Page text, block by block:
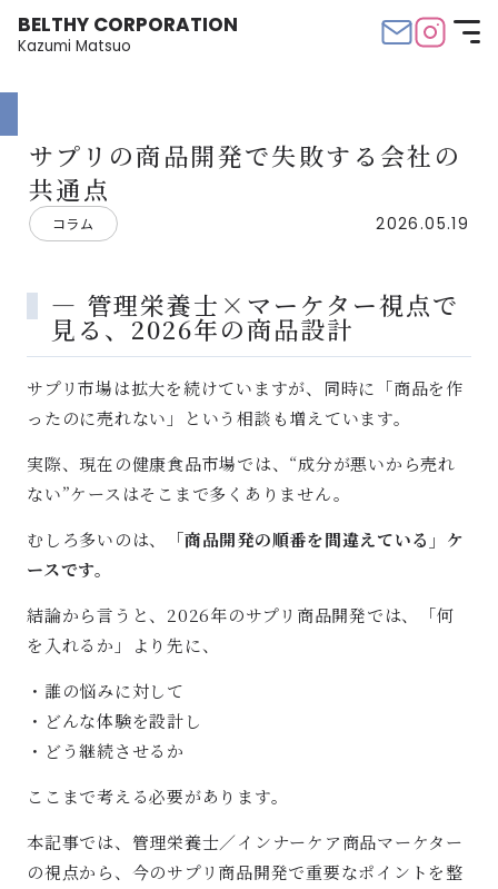
BELTHY CORPORATION
Kazumi Matsuo
サプリの商品開発で失敗する会社の
共通点
コラム 2026.05.19
― 管理栄養士×マーケター視点で
見る、2026年の商品設計
サプリ市場は拡大を続けていますが、同時に「商品を作
ったのに売れない」という相談も増えています。
実際、現在の健康食品市場では、“成分が悪いから売れ
ない”ケースはそこまで多くありません。
むしろ多いのは、
「商品開発の順番を間違えている」ケ
ースです。
結論から言うと、2026年のサプリ商品開発では、「何
を入れるか」より先に、
・誰の悩みに対して
・どんな体験を設計し
・どう継続させるか
ここまで考える必要があります。
本記事では、管理栄養士／インナーケア商品マーケター
の視点から、今のサプリ商品開発で重要なポイントを整